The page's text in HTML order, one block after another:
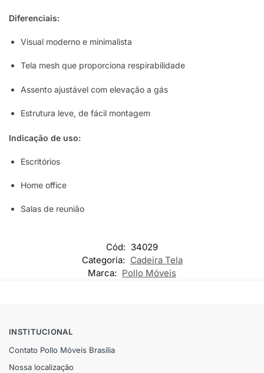
Diferenciais:
Visual moderno e minimalista
Tela mesh que proporciona respirabilidade
Assento ajustável com elevação a gás
Estrutura leve, de fácil montagem
Indicação de uso:
Escritórios
Home office
Salas de reunião
Cód: 34029
Categoria: Cadeira Tela
Marca: Pollo Móveis
INSTITUCIONAL
Contato Pollo Móveis Brasília
Nossa localização